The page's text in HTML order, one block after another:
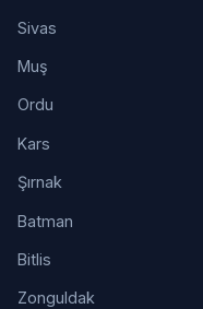
Sivas
Muş
Ordu
Kars
Şırnak
Batman
Bitlis
Zonguldak